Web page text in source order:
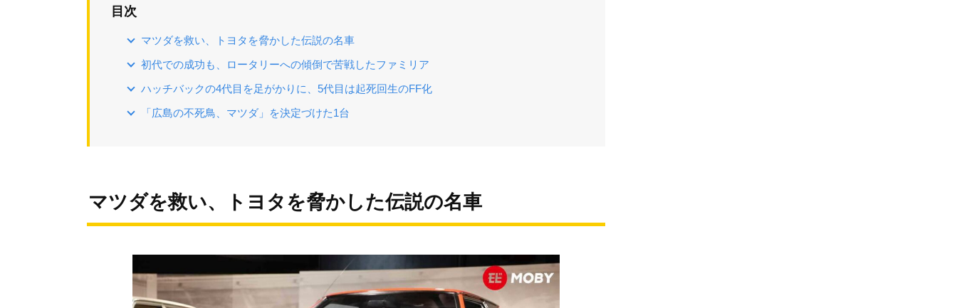
目次
マツダを救い、トヨタを脅かした伝説の名車
初代での成功も、ロータリーへの傾倒で苦戦したファミリア
ハッチバックの4代目を足がかりに、5代目は起死回生のFF化
「広島の不死鳥、マツダ」を決定づけた1台
マツダを救い、トヨタを脅かした伝説の名車